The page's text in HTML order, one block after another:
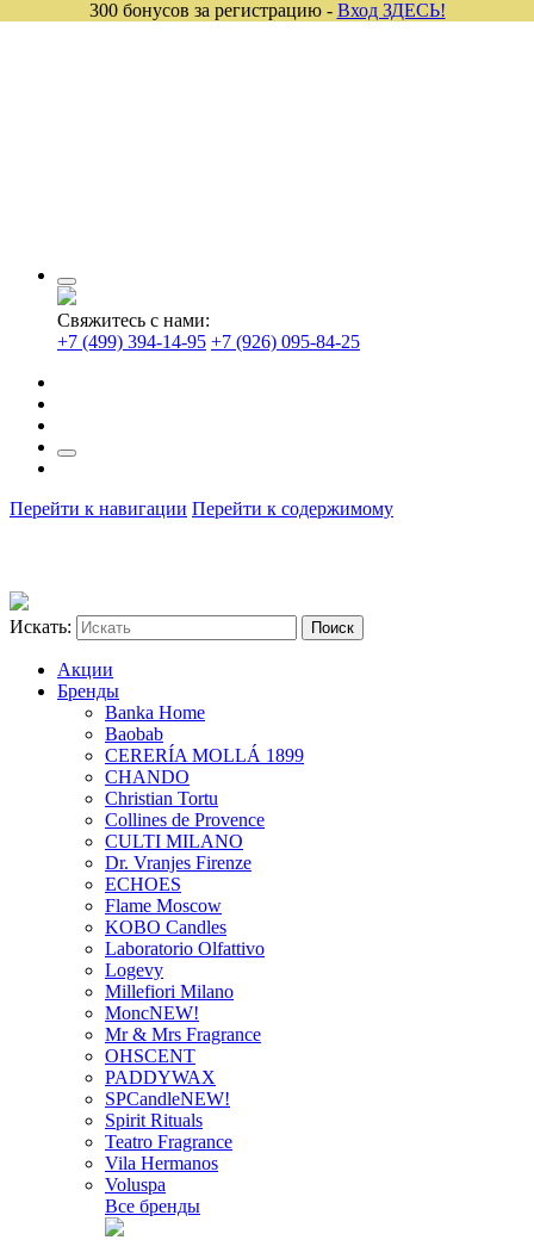
Свяжитесь с нами:
+7 (499) 394-14-95 +7 (926) 095-84-25
Перейти к навигации Перейти к содержимому
Искать:
Акции
Бренды
Banka Home
Baobab
CERERÍA MOLLÁ 1899
CHANDO
Christian Tortu
Collines de Provence
CULTI MILANO
Dr. Vranjes Firenze
ECHOES
Flame Moscow
KOBO Candles
Laboratorio Olfattivo
Logevy
Millefiori Milano
MoncNEW!
Mr & Mrs Fragrance
OHSCENT
PADDYWAX
SPCandleNEW!
Spirit Rituals
Teatro Fragrance
Vila Hermanos
Voluspa
Все бренды
300 бонусов за регистрацию - Вход ЗДЕСЬ!